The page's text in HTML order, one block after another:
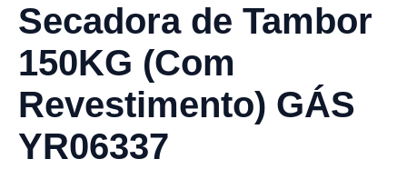
Secadora de Tambor
150KG (Com
Revestimento) GÁS
YR06337